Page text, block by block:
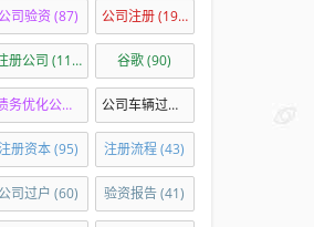
司验资 (87) 公司注册(197)
册公司 (110) 谷歌(90)
债务优化公司 (41) 公司车辆过户
册资本(95) 注册流程(43)
公司过户 (60) 验资报告(41)